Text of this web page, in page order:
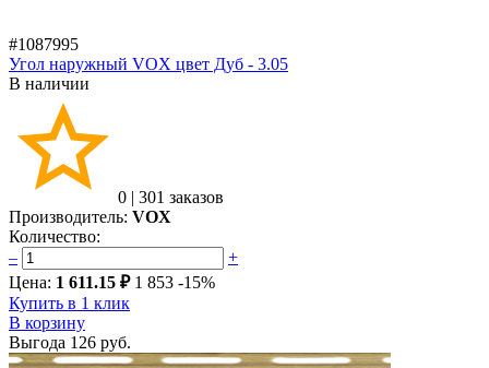
#1087995
Угол наружный VOX цвет Дуб - 3.05
В наличии
0 | 301 заказов
Производитель: VOX
Количество:
–
+
Цена: 1 611.15 ₽ 1 853 -15%
Купить в 1 клик
В корзину
Выгода 126 руб.